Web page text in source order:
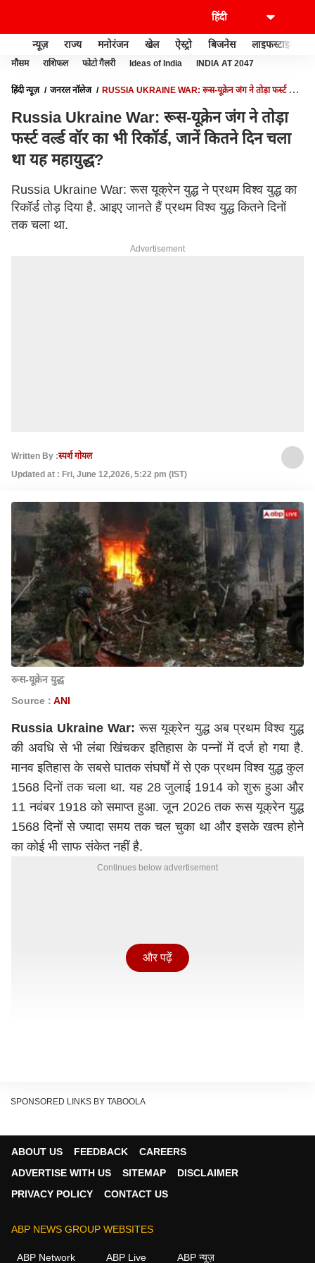
न्यूज़ राज्य मनोरंजन खेल ऐस्ट्रो बिजनेस लाइफस्टाइल
मौसम राशिफल फोटो गैलरी Ideas of India INDIA AT 2047
हिंदी न्यूज़ जनरल नॉलेज
RUSSIA UKRAINE WAR: रूस-यूक्रेन जंग ने तोड़ा फर्स्ट वर्ल्ड
Russia Ukraine War: रूस-यूक्रेन जंग ने तोड़ा
फर्स्ट वर्ल्ड वॉर का भी रिकॉर्ड, जानें कितने दिन चला
था यह महायुद्ध?
Russia Ukraine War: रूस यूक्रेन युद्ध ने प्रथम विश्व युद्ध का
रिकॉर्ड तोड़ दिया है. आइए जानते हैं प्रथम विश्व युद्ध कितने दिनों
तक चला था.
Advertisement
Written By :स्पर्श गोयल
Updated at : Fri, June 12,2026, 5:22 pm (IST)
रूस-यूक्रेन युद्ध
Source : ANI
Russia Ukraine War: रूस यूक्रेन युद्ध अब प्रथम विश्व युद्ध
की अवधि से भी लंबा खिंचकर इतिहास के पन्नों में दर्ज हो गया है.
मानव इतिहास के सबसे घातक संघर्षों में से एक प्रथम विश्व युद्ध कुल
1568 दिनों तक चला था. यह 28 जुलाई 1914 को शुरू हुआ और
11 नवंबर 1918 को समाप्त हुआ. जून 2026 तक रूस यूक्रेन युद्ध
1568 दिनों से ज्यादा समय तक चल चुका था और इसके खत्म होने
का कोई भी साफ संकेत नहीं है.
Continues below advertisement
Key points generated by AI, verified by newsroom
और पढ़ें
SPONSORED LINKS BY TABOOLA
ABOUT US FEEDBACK
CAREERS
ADVERTISE WITH US
SITEMAP
DISCLAIMER
PRIVACY POLICY
CONTACT US
ABP NEWS GROUP WEBSITES
ABP Network ABP Live ABP न्यूज़